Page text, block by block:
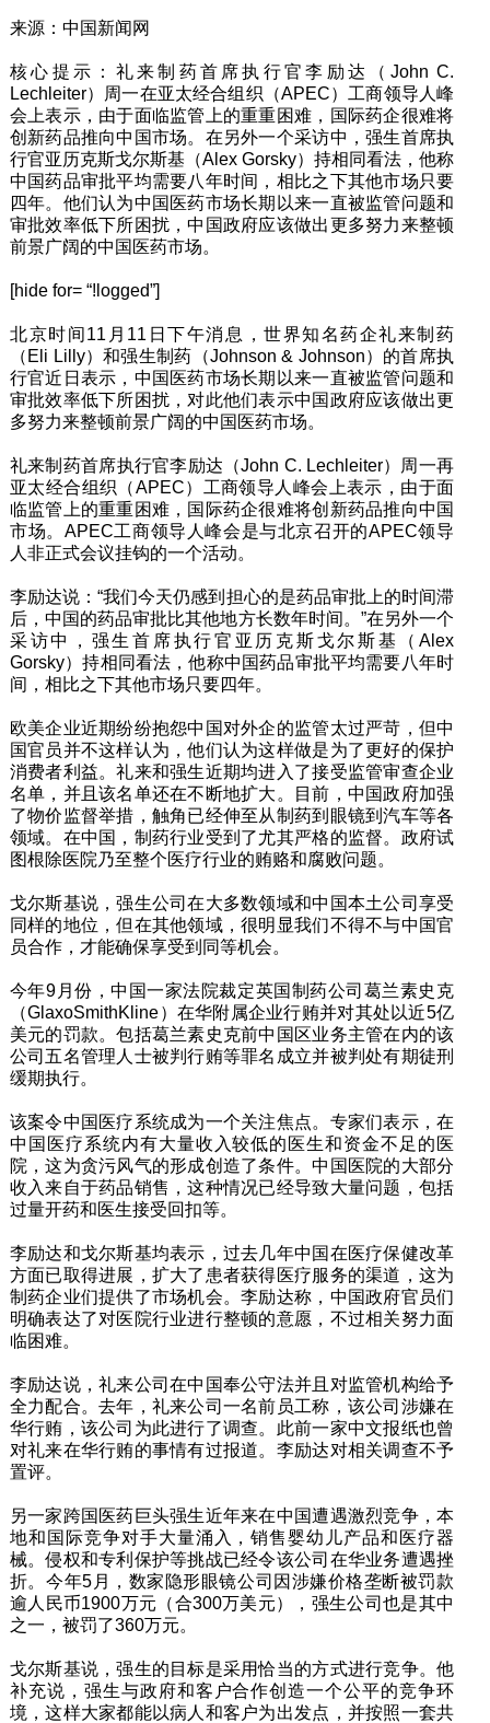
来源：中国新闻网
核心提示：礼来制药首席执行官李励达（John C.
Lechleiter）周一在亚太经合组织（APEC）工商领导人峰
会上表示，由于面临监管上的重重困难，国际药企很难将
创新药品推向中国市场。在另外一个采访中，强生首席执
行官亚历克斯戈尔斯基（Alex Gorsky）持相同看法，他称
中国药品审批平均需要八年时间，相比之下其他市场只要
四年。他们认为中国医药市场长期以来一直被监管问题和
审批效率低下所困扰，中国政府应该做出更多努力来整顿
前景广阔的中国医药市场。
[hide for= “!logged”]
北京时间11月11日下午消息，世界知名药企礼来制药
（Eli Lilly）和强生制药（Johnson & Johnson）的首席执
行官近日表示，中国医药市场长期以来一直被监管问题和
审批效率低下所困扰，对此他们表示中国政府应该做出更
多努力来整顿前景广阔的中国医药市场。
礼来制药首席执行官李励达（John C. Lechleiter）周一再
亚太经合组织（APEC）工商领导人峰会上表示，由于面
临监管上的重重困难，国际药企很难将创新药品推向中国
市场。APEC工商领导人峰会是与北京召开的APEC领导
人非正式会议挂钩的一个活动。
李励达说：“我们今天仍感到担心的是药品审批上的时间滞
后，中国的药品审批比其他地方长数年时间。”在另外一个
采访中，强生首席执行官亚历克斯戈尔斯基（Alex
Gorsky）持相同看法，他称中国药品审批平均需要八年时
间，相比之下其他市场只要四年。
欧美企业近期纷纷抱怨中国对外企的监管太过严苛，但中
国官员并不这样认为，他们认为这样做是为了更好的保护
消费者利益。礼来和强生近期均进入了接受监管审查企业
名单，并且该名单还在不断地扩大。目前，中国政府加强
了物价监督举措，触角已经伸至从制药到眼镜到汽车等各
领域。在中国，制药行业受到了尤其严格的监督。政府试
图根除医院乃至整个医疗行业的贿赂和腐败问题。
戈尔斯基说，强生公司在大多数领域和中国本土公司享受
同样的地位，但在其他领域，很明显我们不得不与中国官
员合作，才能确保享受到同等机会。
今年9月份，中国一家法院裁定英国制药公司葛兰素史克
（GlaxoSmithKline）在华附属企业行贿并对其处以近5亿
美元的罚款。包括葛兰素史克前中国区业务主管在内的该
公司五名管理人士被判行贿等罪名成立并被判处有期徒刑
缓期执行。
该案令中国医疗系统成为一个关注焦点。专家们表示，在
中国医疗系统内有大量收入较低的医生和资金不足的医
院，这为贪污风气的形成创造了条件。中国医院的大部分
收入来自于药品销售，这种情况已经导致大量问题，包括
过量开药和医生接受回扣等。
李励达和戈尔斯基均表示，过去几年中国在医疗保健改革
方面已取得进展，扩大了患者获得医疗服务的渠道，这为
制药企业们提供了市场机会。李励达称，中国政府官员们
明确表达了对医院行业进行整顿的意愿，不过相关努力面
临困难。
李励达说，礼来公司在中国奉公守法并且对监管机构给予
全力配合。去年，礼来公司一名前员工称，该公司涉嫌在
华行贿，该公司为此进行了调查。此前一家中文报纸也曾
对礼来在华行贿的事情有过报道。李励达对相关调查不予
置评。
另一家跨国医药巨头强生近年来在中国遭遇激烈竞争，本
地和国际竞争对手大量涌入，销售婴幼儿产品和医疗器
械。侵权和专利保护等挑战已经令该公司在华业务遭遇挫
折。今年5月，数家隐形眼镜公司因涉嫌价格垄断被罚款
逾人民币1900万元（合300万美元），强生公司也是其中
之一，被罚了360万元。
戈尔斯基说，强生的目标是采用恰当的方式进行竞争。他
补充说，强生与政府和客户合作创造一个公平的竞争环
境，这样大家都能以病人和客户为出发点，并按照一套共